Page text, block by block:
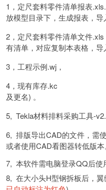
1，定尺套料零件清单报表
放模型目录下，生成报表，导
2，定尺套料零件清单文件
有清单，对应复制本表格，导
3，工程示例.wj， 此
4，现有库存.kc 此
及更名) 。
5, Tekla材料排料采购工具-
6, 排版导出CAD的文件，需
或者使用CAD看图器转低版本
7, 本软件需电脑登录QQ后使
8, 在大小头H型钢拆板后，